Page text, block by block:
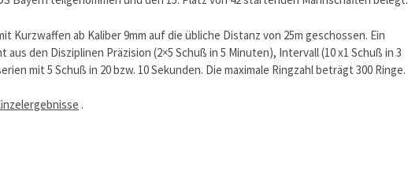
Kurzwaffen ab Kaliber 9mm auf die übliche Distanz von 25m geschossen. Ein
den Disziplinen Präzision (2×5 Schuß in 5 Minuten), Intervall (10 x1 Schuß in 3
mit 5 Schuß in 20 bzw. 10 Sekunden. Die maximale Ringzahl beträgt 300 Ringe.
.